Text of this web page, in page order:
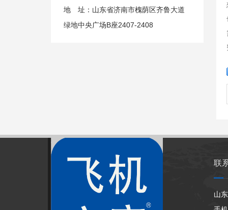
地 址：山东省济南市槐荫区齐鲁大道
绿地中央广场B座2407-2408
联
山